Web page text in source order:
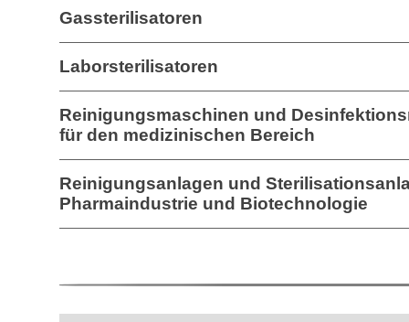
Gassterilisatoren
Laborsterilisatoren
Reinigungsmaschinen und
für den medizinischen Bereich
Reinigungsanlagen und
Pharmaindustrie und Biotechnologie